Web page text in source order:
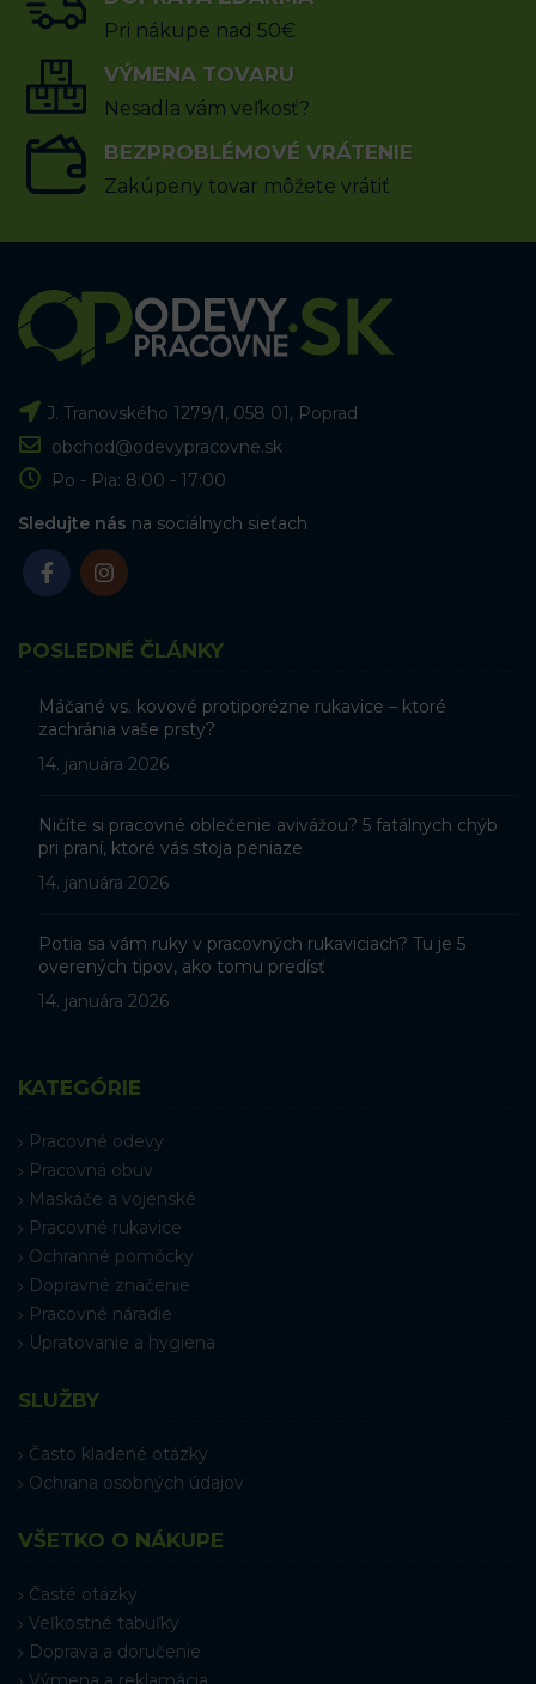
6.75€ s DPH
VÝBER MOŽNOSTÍ
Pri nákupe nad 50€
VÝMENA TOVARU
Nesadla vám veľkosť?
BEZPROBLÉMOVÉ VRÁTENIE
Zakúpeny tovar môžete vrátiť
J. Tranovského 1279/1, 058 01, Poprad
obchod@odevypracovne.sk
Po - Pia: 8:00 - 17:00
Sledujte nás na sociálnych sieťach
POSLEDNÉ ČLÁNKY
Máčané vs. kovové protiporézne rukavice – ktoré
zachránia vaše prsty?
14. januára 2026
Ničíte si pracovné oblečenie avivážou? 5 fatálnych chýb
pri praní, ktoré vás stoja peniaze
14. januára 2026
Potia sa vám ruky v pracovných rukaviciach? Tu je 5
overených tipov, ako tomu predísť
14. januára 2026
KATEGÓRIE
Pracovné odevy
Pracovná obuv
Maskáče a vojenské
Pracovné rukavice
Ochranné pomôcky
Dopravné značenie
Pracovné náradie
Upratovanie a hygiena
SLUŽBY
Často kladené otázky
Ochrana osobných údajov
VŠETKO O NÁKUPE
Časté otázky
Veľkostné tabuľky
Doprava a doručenie